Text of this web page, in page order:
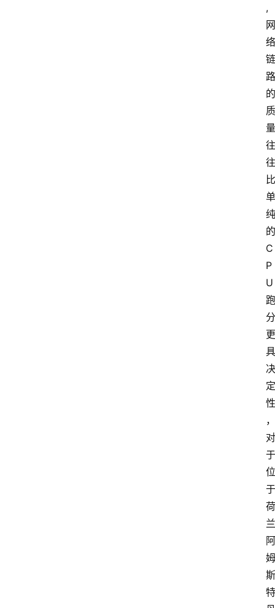
,
网
络
链
路
的
质
量
往
往
比
单
纯
的
C
P
U
跑
分
更
具
决
定
性
，
对
于
位
于
荷
兰
阿
姆
斯
特